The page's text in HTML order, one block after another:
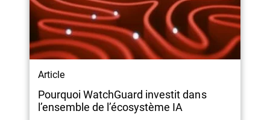
Article
Pourquoi WatchGuard investit dans
l’ensemble de l’écosystème IA